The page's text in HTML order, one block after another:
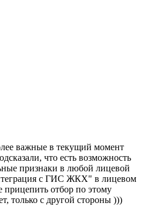
важные в текущий момент
что есть возможность
признаки в любой лицевой
с ГИС ЖКХ" в лицевом
прицепить отбор по этому
только с другой стороны )))